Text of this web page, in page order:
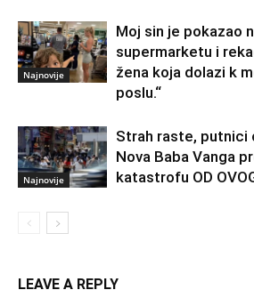
Najnovije
Moj sin je pokazao
supermarketu i
žena koja dolazi k
poslu.“
Najnovije
Strah raste, putnici
Nova Baba Vanga
katastrofu OD
LEAVE A REPLY